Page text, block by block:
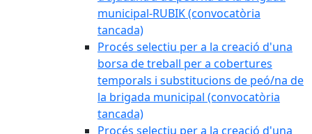
municipal-RUBIK (convocatòria
tancada)
Procés selectiu per a la creació d'una
borsa de treball per a cobertures
temporals i substitucions de peó/na de
la brigada municipal (convocatòria
tancada)
Procés selectiu per a la creació d'una